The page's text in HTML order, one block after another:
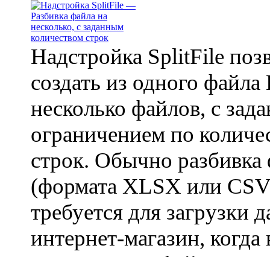
Надстройка SplitFile
создать из одного файла
несколько файлов, с
ограничением по
строк. Обычно разбивка
(формата XLSX или
требуется для загрузки
интернет-магазин, когда